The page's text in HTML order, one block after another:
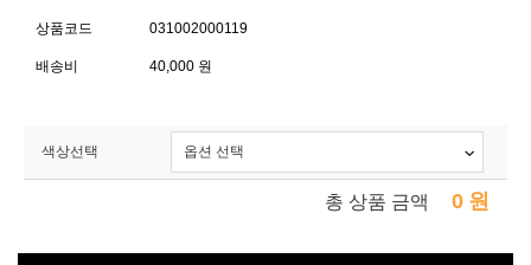
상품코드 031002000119
배송비 40,000 원
색상선택
총 상품 금액 0 원